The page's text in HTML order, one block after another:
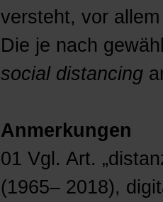
versteht, vor
Die je nach
social distancing
Anmerkungen
01 Vgl. Art.
(1965– 2018),